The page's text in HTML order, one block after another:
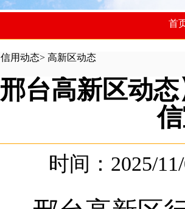
首
信用动态> 高新区动态
邢台高新区动
时间：2025/